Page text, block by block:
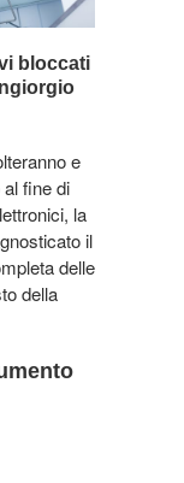
bloccati
e
fine di
la
il
delle
della